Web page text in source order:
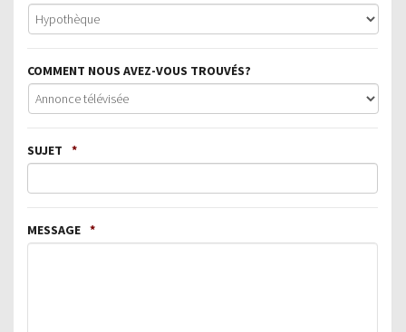
COMMENT NOUS AVEZ-VOUS TROUVÉS?
SUJET *
MESSAGE *